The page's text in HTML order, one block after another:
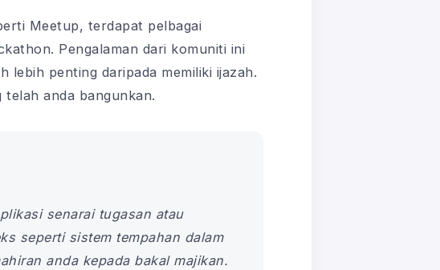
Meetup, terdapat pelbagai
Pengalaman dari komuniti ini
lebih penting daripada memiliki ijazah.
anda bangunkan.
senarai tugasan atau
seperti sistem tempahan dalam
anda kepada bakal majikan.